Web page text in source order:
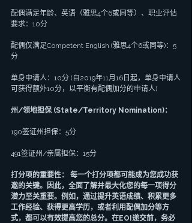
配偶满足年龄、英语（雅思4个6或同等）、职业评估
要求：10分
配偶仅满足Competent English (雅思4个6或同等)：5
分
单身申请人：10分 (自2019年11月16日起，单身申请人
可获得额外10分，以平衡有配偶加分的申请人)
州/领地担保 (State/Territory Nomination)：
190签证州担保：5分
491签证州/亲属担保：15分
打分项的重要性： 每一个打分项都可能成为您成功获
邀的关键。因此，全面了解并最大化您的每一项得分
潜力至关重要。例如，通过提升英语成绩、积累更多
工作经验、获得更高学历，或者利用配偶加分等方
式，都可以有效提高您的总分。在EOI递交前，务必